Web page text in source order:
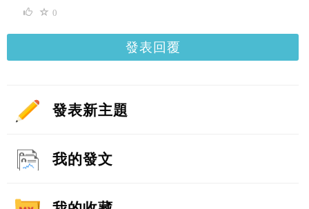
0
發表回覆
發表新主題
我的發文